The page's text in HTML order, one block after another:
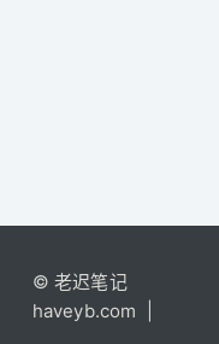
© 老迟笔记
haveyb.com |